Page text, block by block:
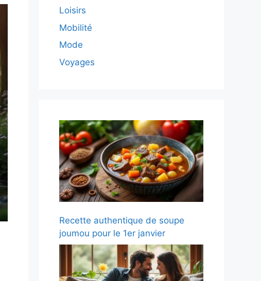
Loisirs
Mobilité
Mode
Voyages
Recette authentique de soupe
joumou pour le 1er janvier